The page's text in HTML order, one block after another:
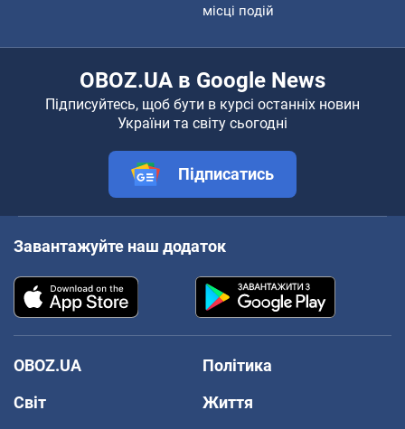
місці подій
OBOZ.UA в Google News
Підписуйтесь, щоб бути в курсі останніх новин
України та світу сьогодні
Підписатись
Завантажуйте наш додаток
OBOZ.UA
Політика
Світ
Життя